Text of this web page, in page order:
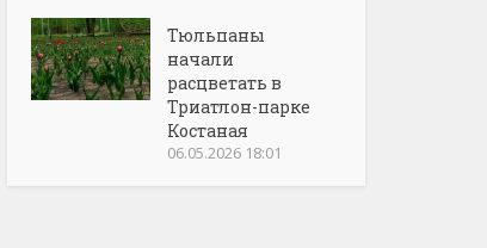
Тюльпаны
начали
расцветать в
Триатлон-парке
Костаная
06.05.2026 18:01